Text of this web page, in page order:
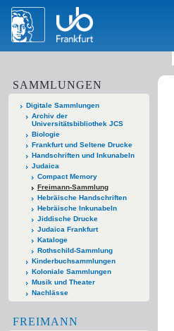
SAMMLUNGEN
Digitale Sammlungen
Archiv der
Universitätsbibliothek JCS
Biologie
Frankfurt und Seltene Drucke
Handschriften und Inkunabeln
Judaica
Compact Memory
Freimann-Sammlung
Hebräische Handschriften
Hebräische Inkunabeln
Jiddische Drucke
Judaica Frankfurt
Kataloge
Rothschild-Sammlung
Kinderbuchsammlungen
Koloniale Sammlungen
Musik und Theater
Nachlässe
FREIMANN